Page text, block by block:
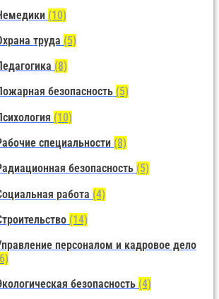
(10)
труда (5)
(8)
безопасность (5)
(10)
специальности (8)
безопасность (5)
работа (4)
(14)
персоналом и кадровое дело
безопасность (4)